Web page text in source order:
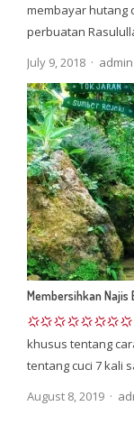
membayar hutang
July 9, 2018
Author
admin
Membersihkan Najis
khusus tentang
tentang cuci 7 kali
August 8, 2019